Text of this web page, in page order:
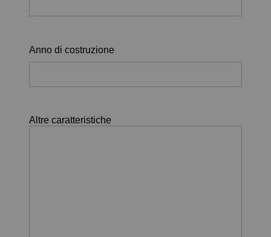
Anno di costruzione
Altre caratteristiche